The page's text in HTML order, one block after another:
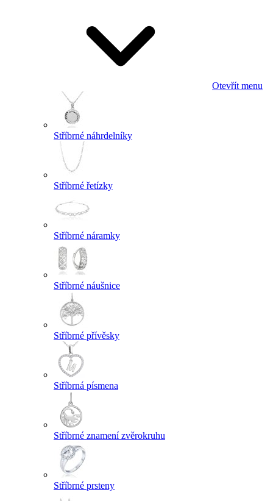
Otevřít menu
Stříbrné náhrdelníky
Stříbrné řetízky
Stříbrné náramky
Stříbrné náušnice
Stříbrné přívěsky
Stříbrná písmena
Stříbrné znamení zvěrokruhu
Stříbrné prsteny